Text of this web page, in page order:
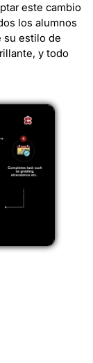
este cambio
los alumnos
su estilo de
y todo